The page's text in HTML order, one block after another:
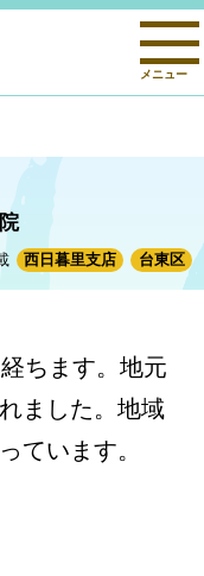
メニュー
西日暮里支店 台東区
ちます。地元
ました。地域
ています。